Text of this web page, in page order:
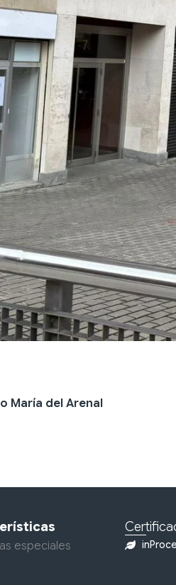
María del Arenal
especiales